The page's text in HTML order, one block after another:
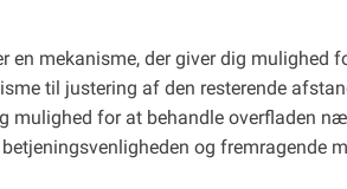
en mekanisme, der giver dig mulighed
til justering af den resterende
mulighed for at behandle overfladen
og fremragende